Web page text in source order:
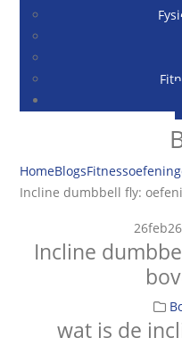
HomeBlogs
Incline dumbbell fly:
26feb
Incline
wat is de